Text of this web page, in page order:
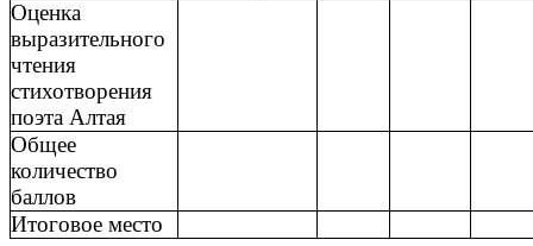
Оценка
выразительного
чтения
стихотворения
поэта Алтая
Общее
количество
баллов
Итоговое место